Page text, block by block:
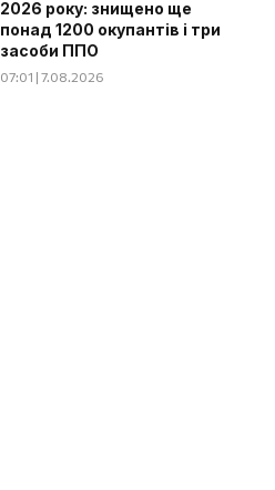
2026 року: знищено ще
понад 1200 окупантів і три
засоби ППО
07:01 | 7.08.2026